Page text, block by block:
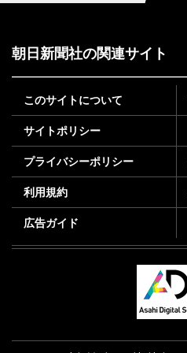
朝日新聞社の関連サイト
このサイトについて
サイトポリシー
プライバシーポリシー
利用規約
広告ガイド